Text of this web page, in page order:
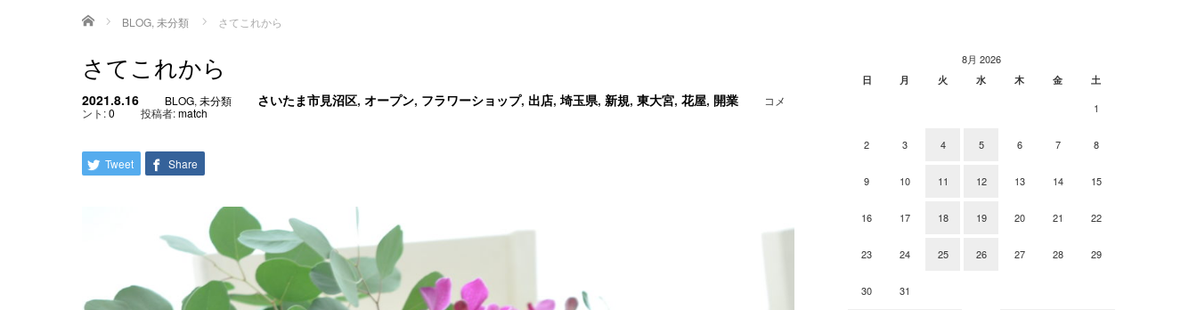
ホーム BLOG, 未分類 さてこれから
さてこれから
2021.8.16 BLOG, 未分類 さいたま市見沼区, オープン, フラワーショップ, 出店, 埼玉県, 新規, 東大宮, 花屋, 開業
コメ
ント:0 投稿者:match
Tweet Share
8月 2026
日 月 火 水 木 金 土
1
2 3 4 5 6 7 8
9 10 11 12 13 14 15
16 17 18 19 20 21 22
23 24 25 26 27 28 29
30
31